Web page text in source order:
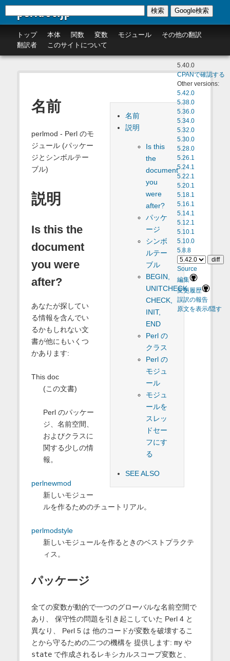
perldoc.jp
トップ 本体 関数 変数 モジュール
その他の翻訳
翻訳者
このサイトについて
検索 Google検索
5.40.0
CPANで確認する
Other versions:
5.42.0
5.38.0
5.36.0
5.34.0
5.32.0
5.30.0
5.28.0
5.26.1
5.24.1
5.22.1
5.20.1
5.18.1
5.16.1
5.14.1
5.12.1
5.10.1
5.10.0
5.8.8
Source
編集
変更履歴
誤訳の報告
原文を表示/隠す
名前
説明
Is this
the
document
you
were
after?
パッケ
ージ
シンボ
ルテー
ブル
BEGIN,
UNITCHECK,
CHECK,
INIT,
END
Perl の
クラス
Perl の
モジュ
ール
モジュ
ールを
スレッ
ドセー
フにす
る
SEE ALSO
名前
perlmod - Perl のモ
ジュール (パッケー
ジとシンボルテー
ブル)
説明
Is this the
document
you were
after?
あなたが探してい
る情報を含んでい
るかもしれない文
書が他にもいくつ
かあります:
This doc
(この文書)
Perl のパッケー
ジ、名前空間、
およびクラスに
関する少しの情
報。
perlnewmod
新しいモジュー
ルを作るためのチュートリアル。
perlmodstyle
新しいモジュールを作るときのベストプラクテ
ィス。
パッケージ
全ての変数が動的で一つのグローバルな名前空間で
あり、 保守性の問題を引き起こしていた Perl 4 と
異なり、 Perl 5 は 他のコードが変数を破壊するこ
とから守るための二つの機構を 提供します: myや
stateで作成されるレキシカルスコープ変数と、